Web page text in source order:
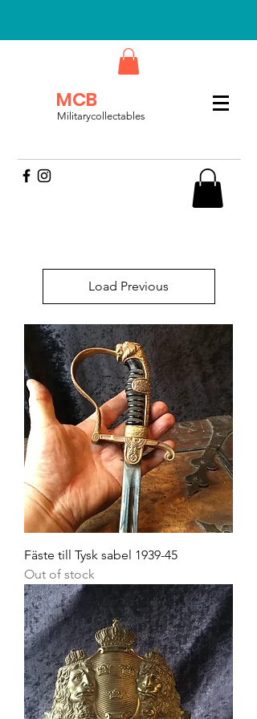
MCB
Militarycollectables
Load Previous
Fäste till Tysk sabel 1939-45
Out of stock